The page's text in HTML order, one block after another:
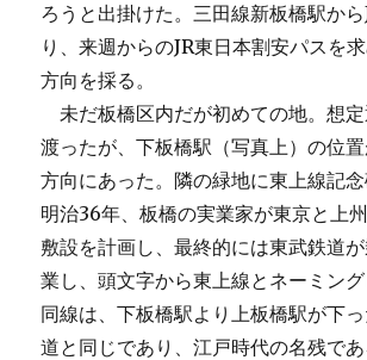
ろうと出掛けた。三田線新板橋駅か
り、来週からのJR東日本割安パスを
方向を採る。
未だ板橋区内だが初めての地。想
渡ったが、下板橋駅（写真上）の位
方向にあった。隣の緑地に東上線記念
明治36年、板橋の実業家が東京と上
敷設を計画し、最終的には東武鉄道
業し、頭文字から東上線とネーミング
同線は、下板橋駅より上板橋駅が下
道と同じであり、江戸時代の名残であ